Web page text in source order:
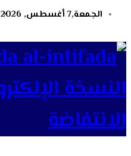
الجمعة,7 أغسطس, 2026
النسخة
الانتفاضة